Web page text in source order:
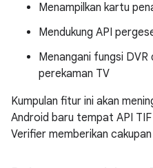
Menampilkan kartu
Mendukung API
Menangani fungsi DVR
perekaman TV
Kumpulan fitur ini akan
Android baru tempat API
Verifier memberikan